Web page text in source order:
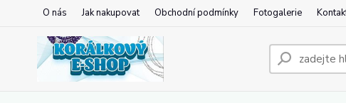
O nás Jak nakupovat Obchodní podmínky Fotogalerie